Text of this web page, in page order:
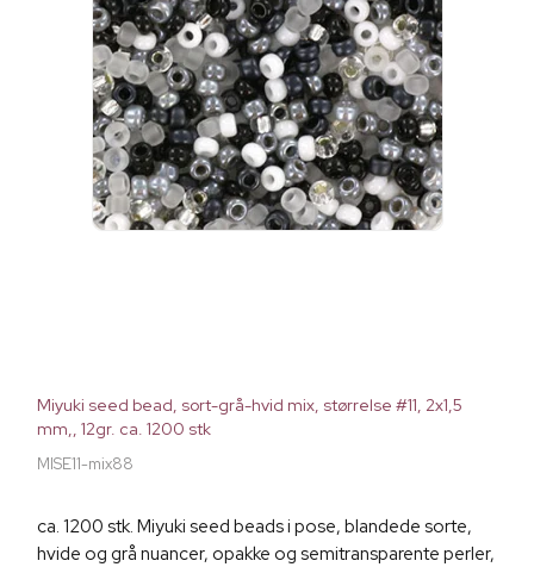
Miyuki seed bead, sort-grå-hvid mix, størrelse #11, 2x1,5
mm,, 12gr. ca. 1200 stk
MISE11-mix88
ca. 1200 stk. Miyuki seed beads i pose, blandede sorte,
hvide og grå nuancer, opakke og semitransparente perler,